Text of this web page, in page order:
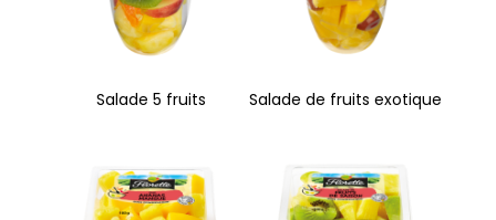
Salade 5 fruits Salade de fruits exotique